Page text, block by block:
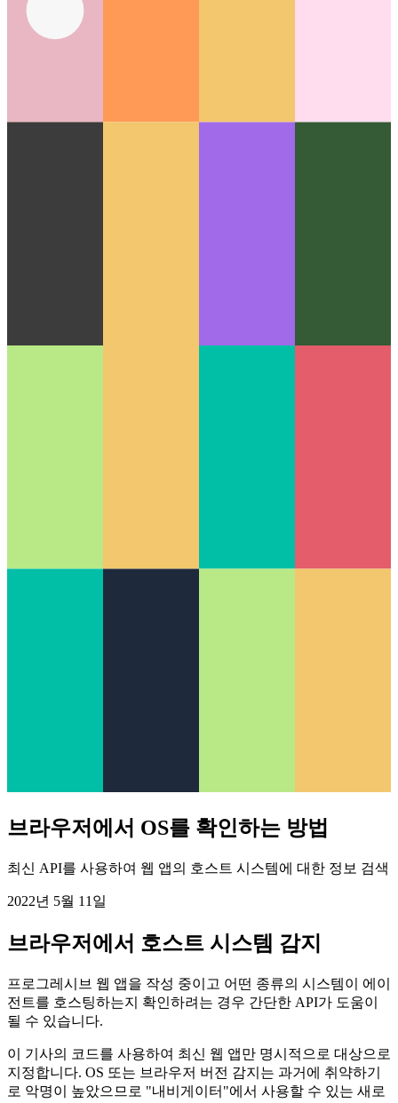
브라우저에서 OS를 확인하는 방법
2022년 5월 11일
브라우저에서 호스트 시스템 감지
프로그레시브 웹 앱을 작성 중이고 어떤 종류의 시스템이 에이
전트를 호스팅하는지 확인하려는 경우 간단한 API가 도움이
될 수 있습니다.